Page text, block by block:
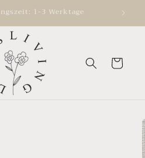
1-3 Werktage
Warenkorb